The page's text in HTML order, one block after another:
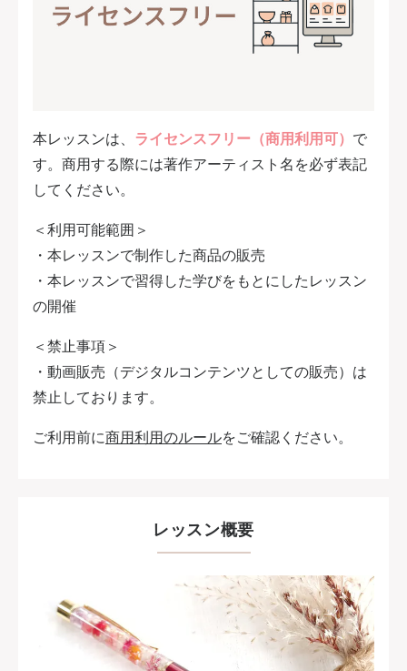
本レッスンは、 ライセンスフリー（商用利用可） で
す。商用する際には著作アーティスト名を必ず表記
してください。
＜利用可能範囲＞
・本レッスンで制作した商品の販売
・本レッスンで習得した学びをもとにしたレッスン
の開催
＜禁止事項＞
・動画販売（デジタルコンテンツとしての販売）は
禁止しております。
ご利用前に商用利用のルールをご確認ください。
レッスン概要